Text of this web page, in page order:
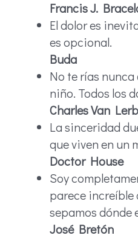
Francis J.
El dolor es
es opcional.
Buda
No te rías nunca
niño. Todos los
Charles Van
La sinceridad
que viven en un
Doctor House
Soy
parece increíble
sepamos dónde
José Bretón